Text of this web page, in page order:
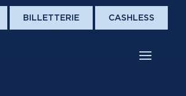
BILLETTERIE CASHLESS